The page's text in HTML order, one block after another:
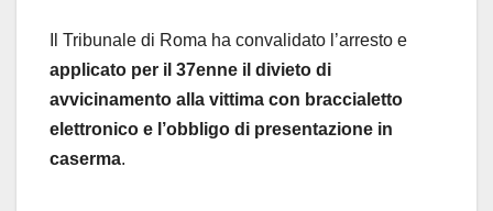
Il Tribunale di Roma ha convalidato l’arresto e
applicato per il 37enne il divieto di
avvicinamento alla vittima con braccialetto
elettronico e l’obbligo di presentazione in
caserma.